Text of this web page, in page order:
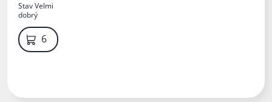
Motto
StavVelmi
dobrý
69 Kč